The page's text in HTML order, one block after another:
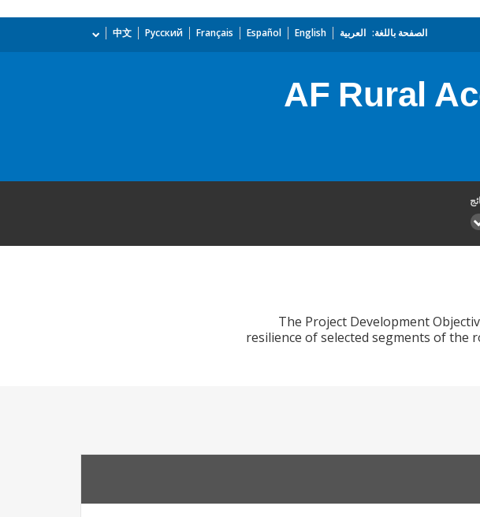
الصفحة باللغة: العربية English
Español
Français
Русский
中文
AF Rural
The Project Development
resilience of selected segments of the